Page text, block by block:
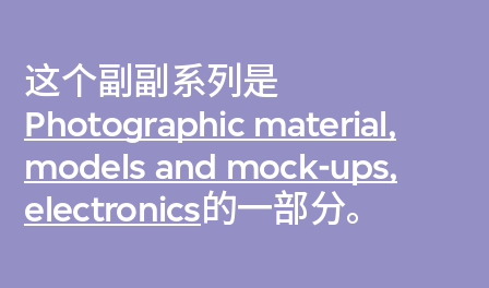
这个副副系列是
Photographic material,
models and mock-ups,
electronics的一部分。